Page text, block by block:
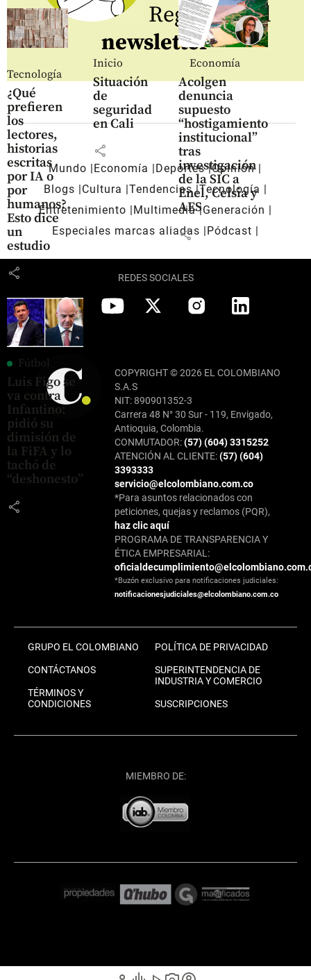
Tecnología
¿Qué
prefieren
los
lectores,
historias
escritas
por IA o
por
humanos?
Esto dice
un
estudio
share
Inicio
Situación
de
seguridad
en Cali
share
Economía
Acolgen
denuncia
supuesto
“hostigamiento
institucional”
tras
investigación
de la SIC a
Enel, Celsia y
AES
share
Fútbol
Luis Figo se
va contra
Infantino:
pidió su
dimisión de
la FiFA y lo
tachó de
“deshonesto”
share
Regístrate al
newsletter
Mundo Economía Deportes Opinión
Blogs
Cultura Tendencias Tecnología
Entretenimiento
Multimedia Generación
Especiales marcas aliadas
Pódcast
REDES SOCIALES
COPYRIGHT © 2026 EL COLOMBIANO
S.A.S
NIT: 890901352-3
Carrera 48 N° 30 Sur - 119, Envigado,
Antioquia, Colombia.
CONMUTADOR:(57) (604) 3315252
ATENCIÓN AL CLIENTE:(57) (604)
3393333
servicio@elcolombiano.com.co
*Para asuntos relacionados con
peticiones, quejas y reclamos (PQR),
haz clic aquí
PROGRAMA DE TRANSPARENCIA Y
ÉTICA EMPRESARIAL:
*Buzón exclusivo para notificaciones judiciales:
notificacionesjudiciales@elcolombiano.com.co
GRUPO EL COLOMBIANO
CONTÁCTANOS
TÉRMINOS Y
CONDICIONES
POLÍTICA DE PRIVACIDAD
SUPERINTENDENCIA DE
INDUSTRIA Y COMERCIO
SUSCRIPCIONES
MIEMBRO DE: